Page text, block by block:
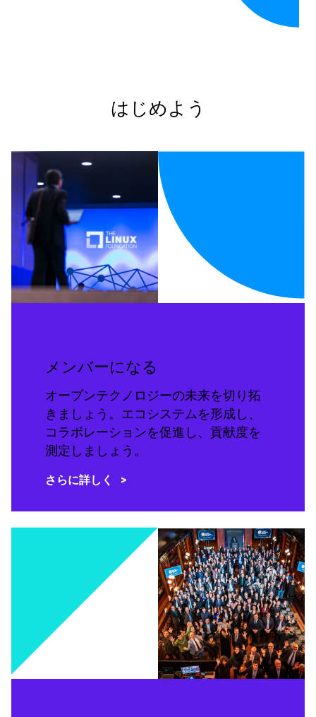
はじめよう
メンバーになる
オープンテクノロジーの未来を切り拓
きましょう。エコシステムを形成し、
コラボレーションを促進し、貢献度を
測定しましょう。
さらに詳しく